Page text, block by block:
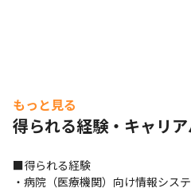
もっと見る
得られる経験・キャリ
■得られる経験
・病院（医療機関）向け情報シス